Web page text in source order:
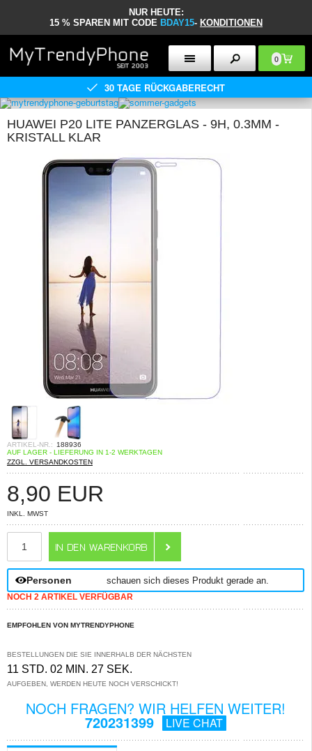
NUR HEUTE:
15 % SPAREN MIT CODE BDAY15- KONDITIONEN
0
30 TAGE RÜCKGABERECHT
HUAWEI P20 LITE PANZERGLAS - 9H, 0.3MM -
KRISTALL KLAR
ARTIKEL-NR.:
188936
AUF LAGER - LIEFERUNG IN 1-2 WERKTAGEN
ZZGL. VERSANDKOSTEN
8,90 EUR
INKL. MWST
Personen schauen sich dieses Produkt gerade an.
NOCH 2 ARTIKEL VERFÜGBAR
EMPFOHLEN VON MYTRENDYPHONE
BESTELLUNGEN DIE SIE INNERHALB DER NÄCHSTEN
11 STD. 02 MIN. 27 SEK.
AUFGEBEN, WERDEN HEUTE NOCH VERSCHICKT!
NOCH FRAGEN? WIR HELFEN WEITER!
720231399 LIVE CHAT